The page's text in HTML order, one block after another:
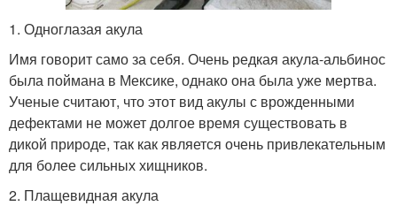
1. Одноглазая акула
Имя говорит само за себя. Очень редкая акула-альбинос
была поймана в Мексике, однако она была уже мертва.
Ученые считают, что этот вид акулы с врожденными
дефектами не может долгое время существовать в
дикой природе, так как является очень привлекательным
для более сильных хищников.
2. Плащевидная акула